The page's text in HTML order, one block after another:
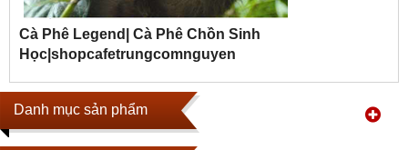
Danh mục sản phẩm
Cà Phê Legend| Cà Phê Chồn Sinh
Học|shopcafetrungcomnguyen